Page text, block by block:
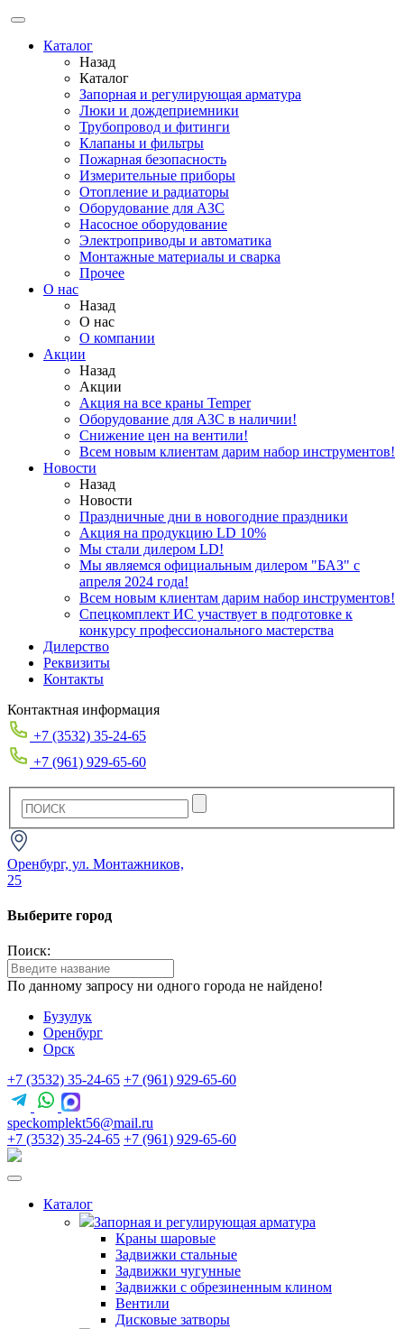
Каталог
Назад
Каталог
Запорная и регулирующая арматура
Люки и дождеприемники
Трубопровод и фитинги
Клапаны и фильтры
Пожарная безопасность
Измерительные приборы
Отопление и радиаторы
Оборудование для АЗС
Насосное оборудование
Электроприводы и автоматика
Монтажные материалы и сварка
Прочее
О нас
Назад
О нас
О компании
Акции
Назад
Акции
Акция на все краны Temper
Оборудование для АЗС в наличии!
Снижение цен на вентили!
Всем новым клиентам дарим набор инструментов!
Новости
Назад
Новости
Праздничные дни в новогодние праздники
Акция на продукцию LD 10%
Мы стали дилером LD!
Мы являемся официальным дилером "БАЗ" с
апреля 2024 года!
Всем новым клиентам дарим набор инструментов!
Спецкомплект ИС участвует в подготовке к
конкурсу профессионального мастерства
Дилерство
Реквизиты
Контакты
Контактная информация
+7 (3532) 35-24-65
+7 (961) 929-65-60
Оренбург, ул. Монтажников,
25
Выберите город
Поиск:
По данному запросу ни одного города не найдено!
Бузулук
Оренбург
Орск
+7 (3532) 35-24-65 +7 (961) 929-65-60
speckomplekt56@mail.ru
+7 (3532) 35-24-65 +7 (961) 929-65-60
Каталог
Запорная и регулирующая арматура
Краны шаровые
Задвижки стальные
Задвижки чугунные
Задвижки с обрезиненным клином
Вентили
Дисковые затворы